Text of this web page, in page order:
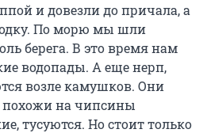
и довезли до причала, а
По морю мы шли
берега. В это время нам
водопады. А еще нерп,
возле камушков. Они
на чипсины
тусуются. Но стоит только